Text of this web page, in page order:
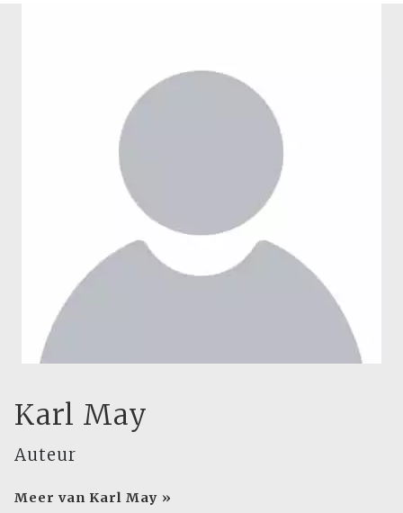
Karl May
Auteur
Meer van Karl May »